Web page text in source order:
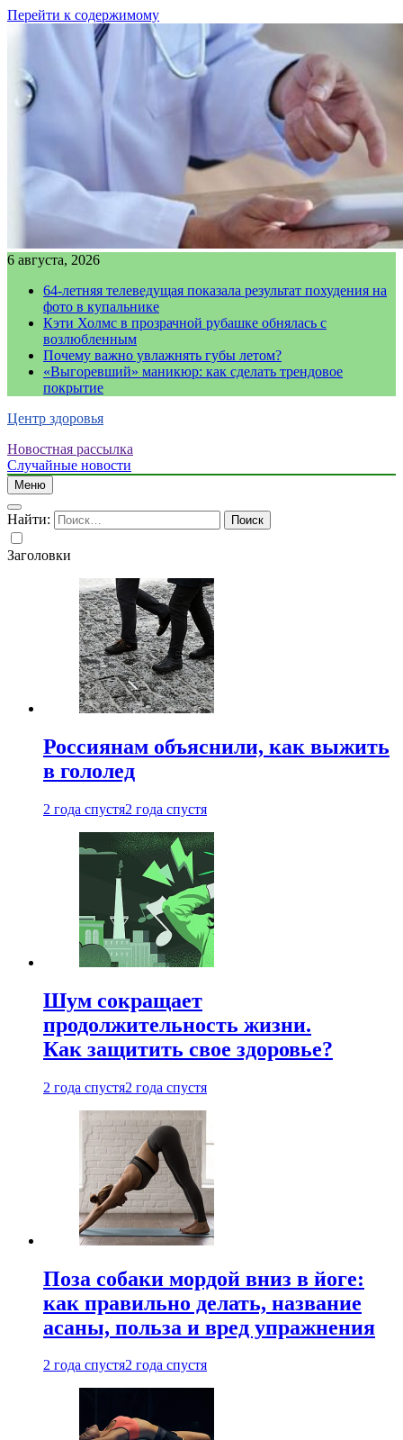
Перейти к содержимому
6 августа, 2026
64-летняя телеведущая показала результат похудения на
фото в купальнике
Кэти Холмс в прозрачной рубашке обнялась с
возлюбленным
Почему важно увлажнять губы летом?
«Выгоревший» маникюр: как сделать трендовое
покрытие
Центр здоровья
Новостная рассылка
Случайные новости
Меню
Найти:
Заголовки
Россиянам объяснили, как выжить
в гололед
2 года спустя2 года спустя
Шум сокращает
продолжительность жизни.
Как защитить свое здоровье?
2 года спустя2 года спустя
Поза собаки мордой вниз в йоге:
как правильно делать, название
асаны, польза и вред упражнения
2 года спустя2 года спустя